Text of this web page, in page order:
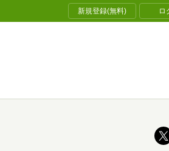
新規登録(無料) ロ